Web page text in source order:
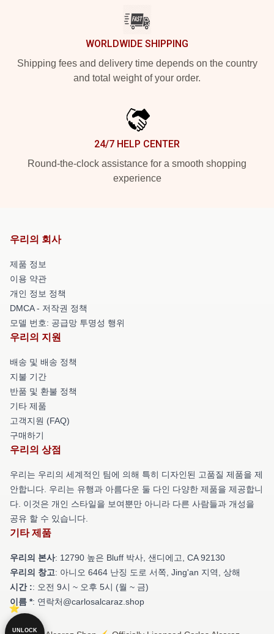
WORLDWIDE SHIPPING
Shipping fees and delivery time depends on the country
and total weight of your order.
24/7 HELP CENTER
Round-the-clock assistance for a smooth shopping
experience
우리의 회사
제품 정보
이용 약관
개인 정보 정책
DMCA - 저작권 정책
모델 번호: 공급망 투명성 행위
우리의 지원
배송 및 배송 정책
지불 기간
반품 및 환불 정책
기타 제품
고객지원 (FAQ)
구매하기
우리의 상점
우리는 우리의 세계적인 팀에 의해 특히 디자인된 고품질 제품을 제
안합니다. 우리는 유행과 아름다운 둘 다인 다양한 제품을 제공합니
다. 이것은 개인 스타일을 보여뿐만 아니라 다른 사람들과 개성을
공유 할 수 있습니다.
기타 제품
우리의 본사: 12790 높은 Bluff 박사, 샌디에고, CA 92130
우리의 창고: 아니오 6464 난징 도로 서쪽, Jing'an 지역, 상해
시간 :: 오전 9시 ~ 오후 5시 (월 ~ 금)
이름 *: 연락처@carlosalcaraz.shop
UNLOCK